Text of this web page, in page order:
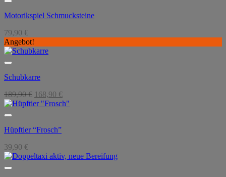
Motorikspiel Schmucksteine
79,90 €
Angebot!
Schubkarre
189,90€ Ursprünglicher
Preis
168,90 €Aktueller
Preis
Hüpftier “Frosch”
39,90 €